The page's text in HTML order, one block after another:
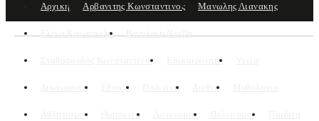
Αρχικη Αρβανιτης Κωνσταντινος Μανωλης Λιανακης
Ελενα Καραμπελα Βασιλικη Νιαβη
Σταθοπουλος Κωνσταντινος Επικαιροτητα
Δικαιοσυνη Εθνικα Πολιτική Διεθνη
Αθλητισμος Θρησκεια Αστυνομια Πολιτισμος